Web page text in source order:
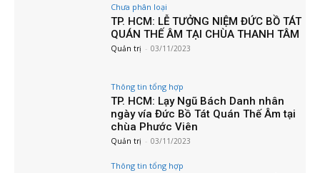
Chưa phân loại
TP. HCM: LỄ TƯỞNG NIỆM ĐỨC BỒ TÁT
QUÁN THẾ ÂM TẠI CHÙA THANH TÂM
Quản trị - 03/11/2023
Thông tin tổng hợp
TP. HCM: Lạy Ngũ Bách Danh nhân
ngày vía Đức Bồ Tát Quán Thế Âm tại
chùa Phước Viên
Quản trị - 03/11/2023
Thông tin tổng hợp